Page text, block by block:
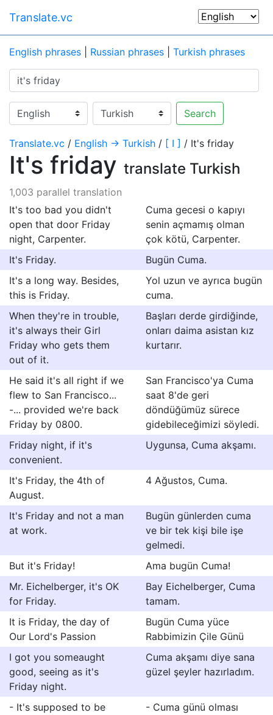
Translate.vc
English phrases Russian phrases Turkish phrases
Search
Translate.vc / English → Turkish / [ I ] / It's friday
It's friday translate Turkish
1,003 parallel translation
It's too bad you didn't
open that door Friday
night, Carpenter.
Cuma gecesi o kapıyı
senin açmamış olman
çok kötü, Carpenter.
It's Friday.
Bugün Cuma.
It's a long way. Besides,
this is Friday.
Yol uzun ve ayrıca bugün
cuma.
When they're in trouble,
it's always their Girl
Friday who gets them
out of it.
Başları derde girdiğinde,
onları daima asistan kız
kurtarır.
He said it's all right if we
flew to San Francisco...
-... provided we're back
Friday by 0800.
San Francisco'ya Cuma
saat 8'de geri
döndüğümüz sürece
gidebileceğimizi söyledi.
Friday night, if it's
convenient.
Uygunsa, Cuma akşamı.
It's Friday, the 4th of
August.
4 Ağustos, Cuma.
It's Friday and not a man
at work.
Bugün günlerden cuma
ve bir tek kişi bile işe
gelmedi.
But it's Friday!
Ama bugün Cuma!
Mr. Eichelberger, it's OK
for Friday.
Bay Eichelberger, Cuma
tamam.
It is Friday, the day of
Our Lord's Passion
Bugün Cuma yüce
Rabbimizin Çile Günü
I got you someaught
good, seeing as it's
Friday night.
Cuma akşamı diye sana
güzel şeyler hazırladım.
- It's supposed to be
- Cuma günü olması